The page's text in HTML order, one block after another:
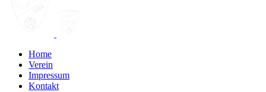
Home
Verein
Impressum
Kontakt